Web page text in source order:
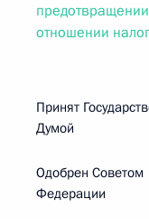
отношении
Принят
Думой 30
Одобрен Советом